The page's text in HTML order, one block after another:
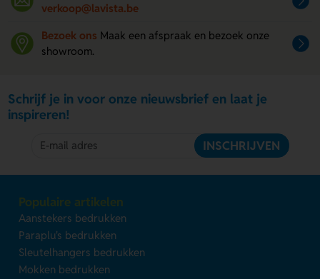
verkoop@lavista.be
Bezoek ons Maak een afspraak en bezoek onze
showroom.
Schrijf je in voor onze nieuwsbrief en laat je
inspireren!
INSCHRIJVEN
Populaire artikelen
Aanstekers bedrukken
Paraplu's bedrukken
Sleutelhangers bedrukken
Mokken bedrukken